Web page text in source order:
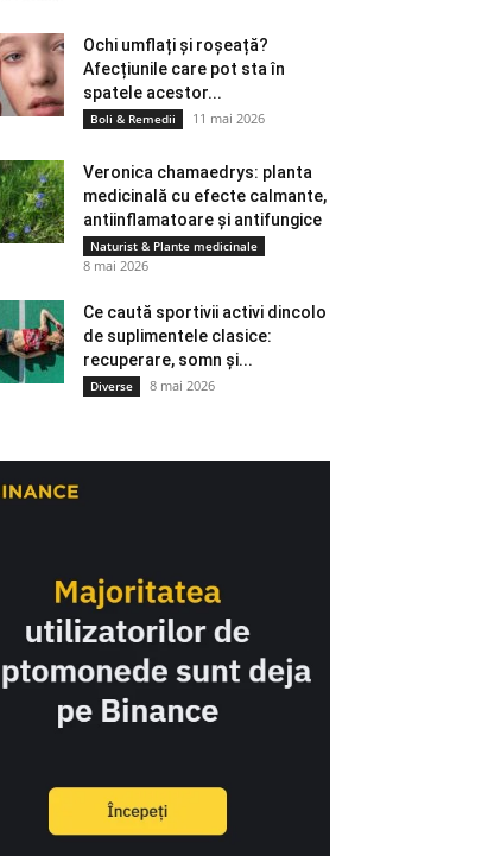
Ochi umflați și roșeață?
Afecțiunile care pot sta în
spatele acestor...
Boli & Remedii 11 mai 2026
Veronica chamaedrys: planta
medicinală cu efecte calmante,
antiinflamatoare și antifungice
Naturist & Plante medicinale
8 mai 2026
Ce caută sportivii activi dincolo
de suplimentele clasice:
recuperare, somn și...
Diverse 8 mai 2026